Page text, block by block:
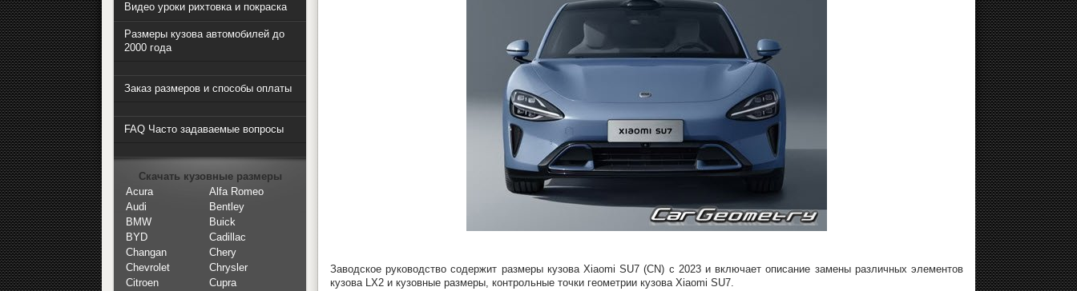
Заводское руководство содержит размеры кузова Xiaomi SU7 (CN) с 2023 и включает описание замены различных элементов
кузова LX2 и кузовные размеры, контрольные точки геометрии кузова Xiaomi SU7.
Видео уроки рихтовка и покраска
Размеры кузова автомобилей до
2000 года
Заказ размеров и способы оплаты
FAQ Часто задаваемые вопросы
Скачать кузовные размеры
Acura
Alfa Romeo
Audi
Bentley
BMW
Buick
BYD
Cadillac
Changan
Chery
Chevrolet
Chrysler
Citroen
Cupra